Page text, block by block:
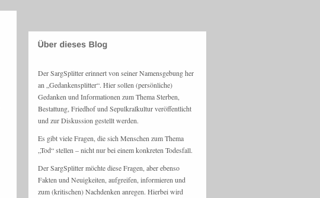
Der SargSplitter erinnert von seiner Namensgebung her
an „Gedankensplitter“. Hier sollen (persönliche)
Gedanken und Informationen zum Thema Sterben,
Bestattung, Friedhof und Sepulkralkultur veröffentlicht
und zur Diskussion gestellt werden.
Es gibt viele Fragen, die sich Menschen zum Thema
„Tod“ stellen – nicht nur bei einem konkreten Todesfall.
Der SargSplitter möchte diese Fragen, aber ebenso
Fakten und Neuigkeiten, aufgreifen, informieren und
zum (kritischen) Nachdenken anregen. Hierbei wird